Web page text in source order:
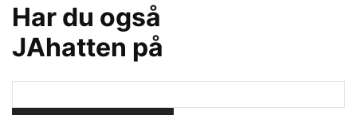
Har du også
JAhatten på